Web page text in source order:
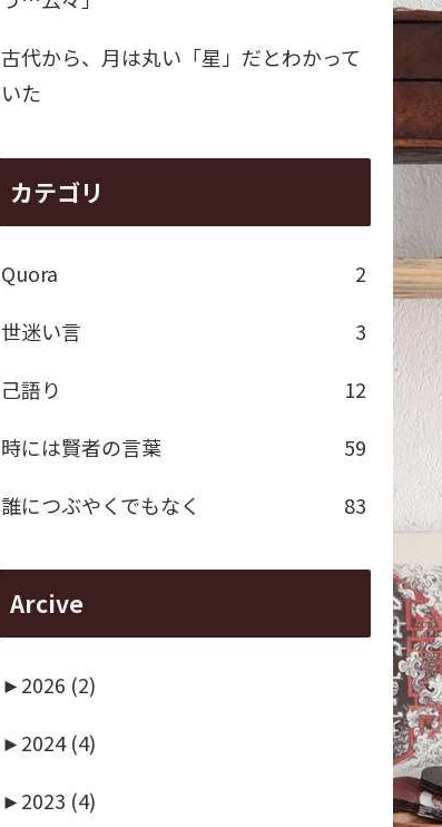
古代から、月は丸い「星」だとわかって
いた
カテゴリ
Quora
2
世迷い言
3
己語り
12
時には賢者の言葉
59
誰につぶやくでもなく
83
Arcive
►2026 (2)
►2024 (4)
►2023 (4)